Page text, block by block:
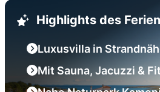
Highlights des
Luxusvilla in
Mit Sauna, Jacuzzi &